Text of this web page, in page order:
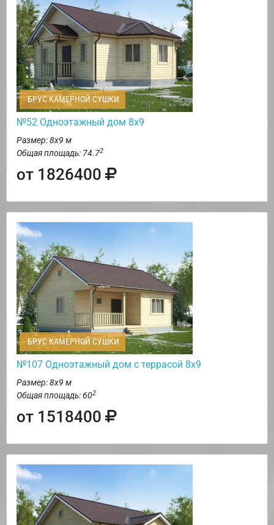
БРУС КАМЕРНОЙ СУШКИ
№52 Одноэтажный дом 8х9
Размер: 8х9 м
Общая площадь: 74.72
от 1826400
БРУС КАМЕРНОЙ СУШКИ
№107 Одноэтажный дом с террасой 8х9
Размер: 8х9 м
Общая площадь: 602
от 1518400